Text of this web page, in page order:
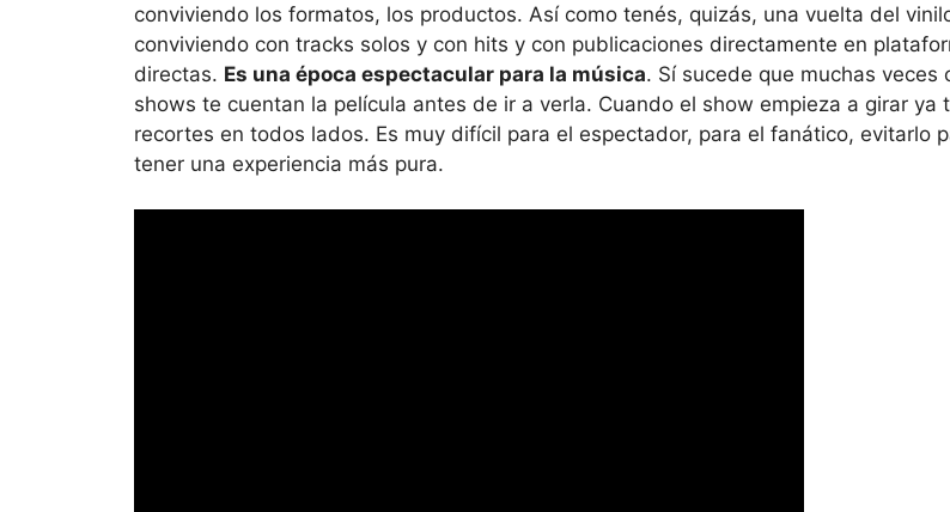
conviviendo los formatos, los productos. Así como tenés, quizás, una vuelta del
conviviendo con tracks solos y con hits y con publicaciones directamente en
directas. Es una época espectacular para la música. Sí sucede que muchas veces
shows te cuentan la película antes de ir a verla. Cuando el show empieza a girar ya
recortes en todos lados. Es muy difícil para el espectador, para el fanático, evitarlo
tener una experiencia más pura.